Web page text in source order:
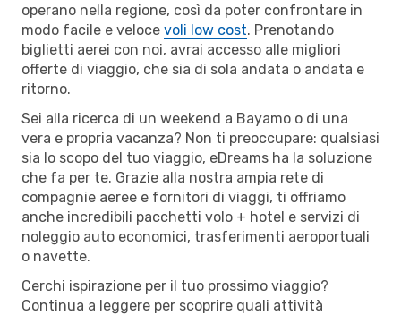
operano nella regione, così da poter confrontare in
modo facile e veloce voli low cost. Prenotando
biglietti aerei con noi, avrai accesso alle migliori
offerte di viaggio, che sia di sola andata o andata e
ritorno.
Sei alla ricerca di un weekend a Bayamo o di una
vera e propria vacanza? Non ti preoccupare: qualsiasi
sia lo scopo del tuo viaggio, eDreams ha la soluzione
che fa per te. Grazie alla nostra ampia rete di
compagnie aeree e fornitori di viaggi, ti offriamo
anche incredibili pacchetti volo + hotel e servizi di
noleggio auto economici, trasferimenti aeroportuali
o navette.
Cerchi ispirazione per il tuo prossimo viaggio?
Continua a leggere per scoprire quali attività